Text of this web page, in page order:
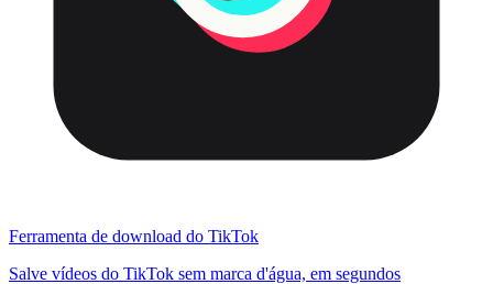
Ferramenta de download do TikTok
Salve vídeos do TikTok sem marca d'água, em segundos